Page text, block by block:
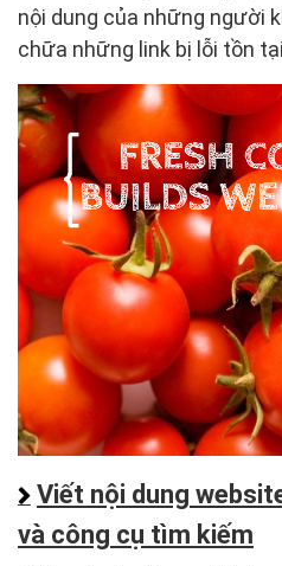
nội dung của những người
chữa những link bị lỗi tồn
Viết nội dung
và công cụ tìm kiếm